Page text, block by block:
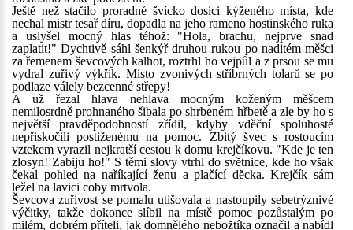
Ještě než stačilo proradné švícko dosíci kýženého místa, kde
nechal mistr tesař díru, dopadla na jeho rameno hostinského ruka
a uslyšel mocný hlas téhož: "Hola, brachu, nejprve snad
zaplatit!" Dychtivě sáhl šenkýř druhou rukou po naditém měšci
za řemenem ševcových kalhot, roztrhl ho vejpůl a z prsou se mu
vydral zuřivý výkřik. Místo zvonivých stříbrných tolarů se po
podlaze válely bezcenné střepy!
A už řezal hlava nehlava mocným koženým měšcem
nemilosrdně prohnaného šibala po shrbeném hřbetě a zle by ho s
největší pravděpodobností zřídil, kdyby vděční spoluhosté
nepřiskočili postiženému na pomoc. Zbitý švec s rostoucím
vztekem vyrazil nejkratší cestou k domu krejčíkovu. "Kde je ten
zlosyn! Zabiju ho!" S těmi slovy vtrhl do světnice, kde ho však
čekal pohled na naříkající ženu a plačící děcka. Krejčík sám
ležel na lavici coby mrtvola.
Ševcova zuřivost se pomalu utišovala a nastoupily sebetrýznivé
výčitky, takže dokonce slíbil na místě pomoc pozůstalým po
milém, dobrém příteli, jak domnělého nebožtíka označil a nabídl